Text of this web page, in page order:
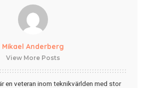
Mikael Anderberg
View More Posts
en veteran inom teknikvärlden med stor